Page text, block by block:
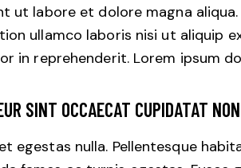
ut labore et dolore magna
ullamco laboris nisi ut aliquip
in reprehenderit. Lorem ipsum
SINT OCCAECAT CUPIDATAT NON
egestas nulla. Pellentesque